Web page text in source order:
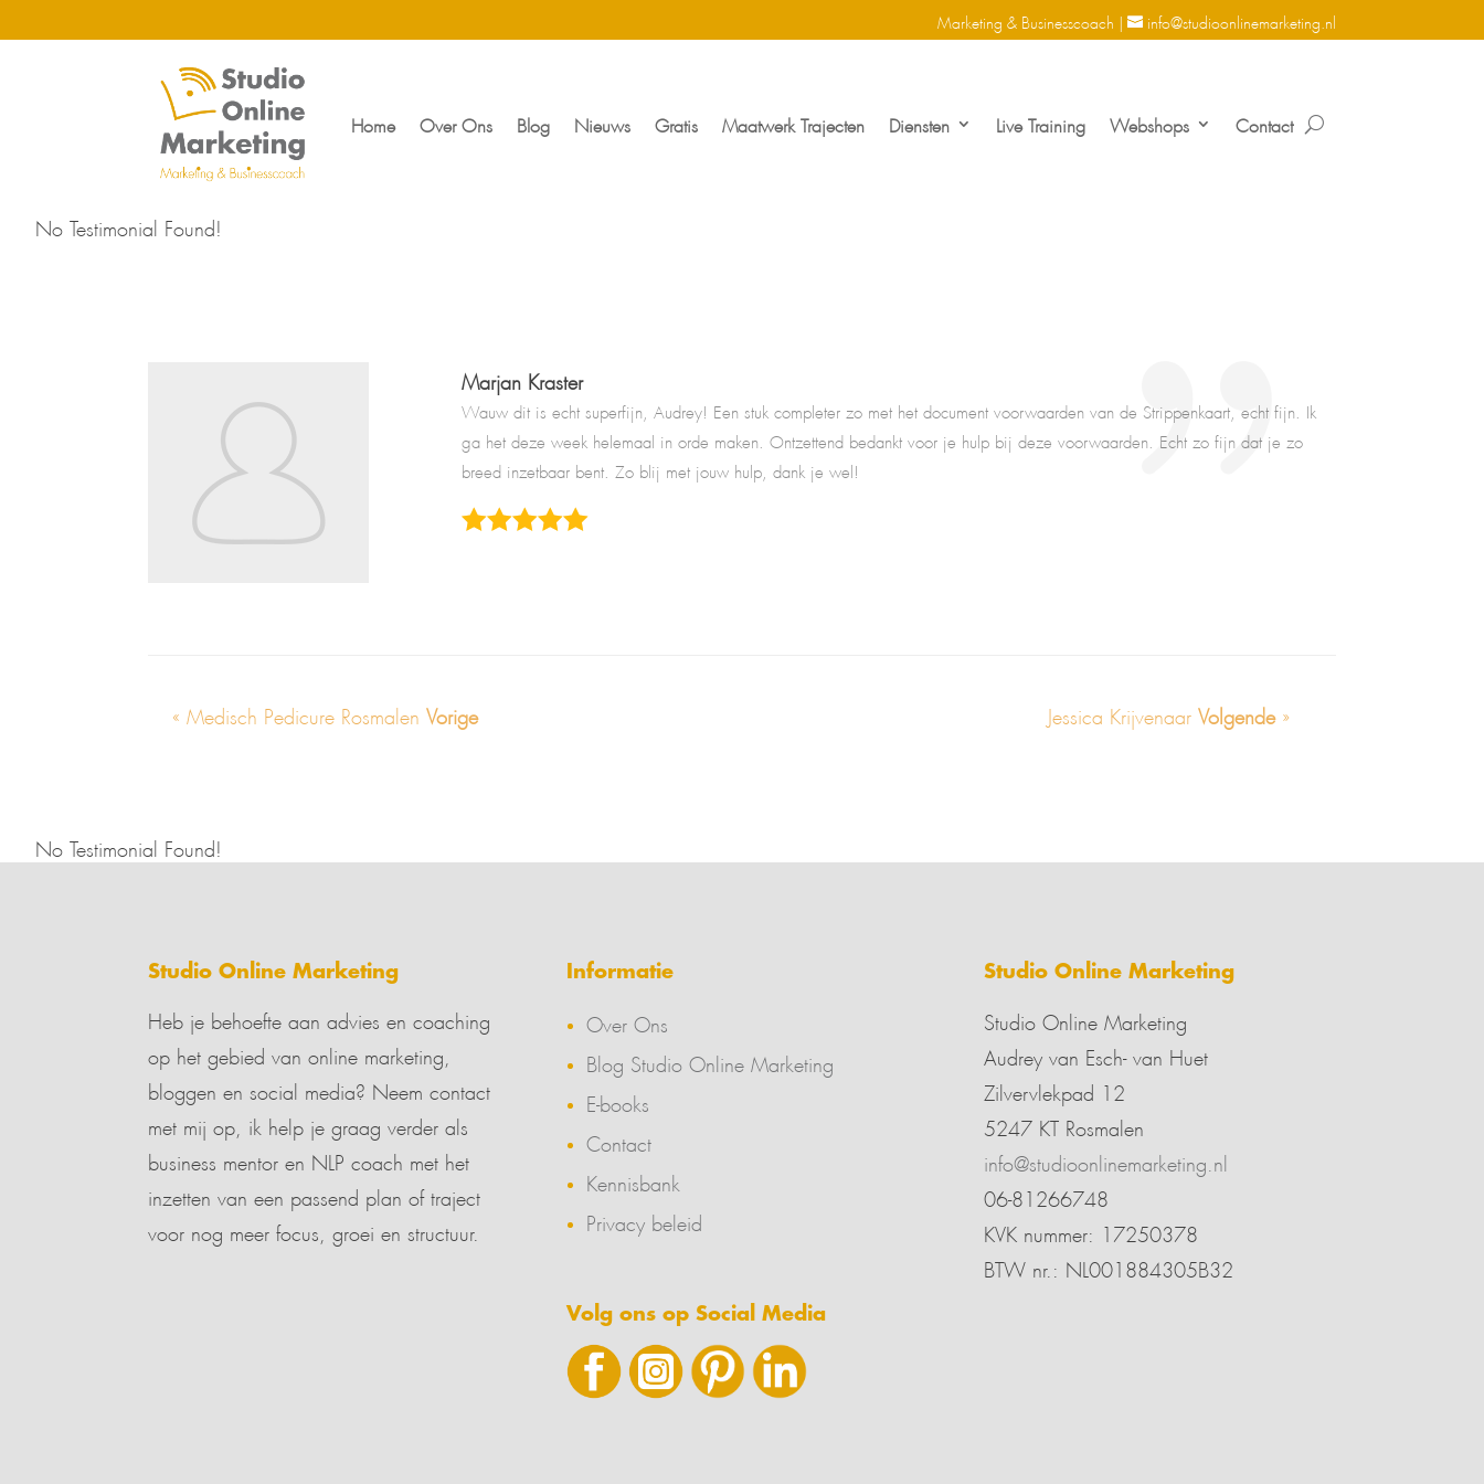
Marketing & Businesscoach | info@studioonlinemarketing.nl
Home Over Ons Blog Nieuws Gratis Maatwerk Trajecten Diensten Live Training Webshops Contact
No Testimonial Found!
Marjan Kraster
Wauw dit is echt superfijn, Audrey! Een stuk completer zo met het document voorwaarden van de Strippenkaart, echt fijn. Ik
ga het deze week helemaal in orde maken. Ontzettend bedankt voor je hulp bij deze voorwaarden. Echt zo fijn dat je zo
breed inzetbaar bent. Zo blij met jouw hulp, dank je wel!
« Medisch Pedicure RosmalenVorige Jessica Krijvenaar Volgende»
No Testimonial Found!
Studio Online Marketing
Heb je behoefte aan advies en coaching
op het gebied van online marketing,
bloggen en social media? Neem contact
met mij op, ik help je graag verder als
business mentor en NLP coach met het
inzetten van een passend plan of traject
voor nog meer focus, groei en structuur.
Informatie
Over Ons
Blog Studio Online Marketing
E-books
Contact
Kennisbank
Privacy beleid
Volg ons op Social Media
Studio Online Marketing
Studio Online Marketing
Audrey van Esch- van Huet
Zilvervlekpad 12
5247 KT Rosmalen
info@studioonlinemarketing.nl
06-81266748
KVK nummer: 17250378
BTW nr.: NL001884305B32